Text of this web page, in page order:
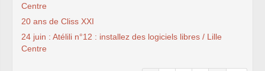
Centre
20 ans de Cliss XXI
24 juin : Atélili n°12 : installez des logiciels libres / Lille
Centre